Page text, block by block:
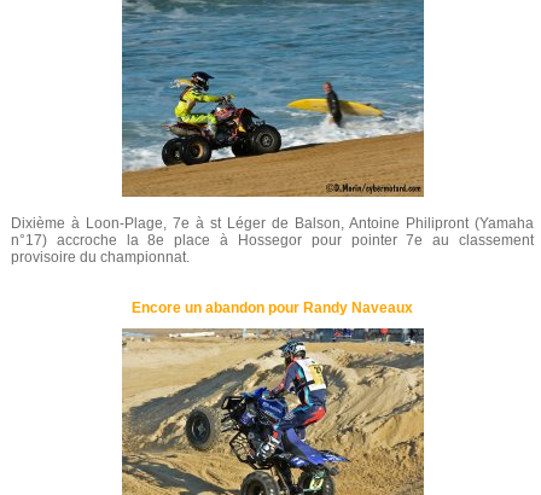
Dixième à Loon-Plage, 7e à st Léger de Balson, Antoine Philipront (Yamaha
n°17) accroche la 8e place à Hossegor pour pointer 7e au classement
provisoire du championnat.
Encore un abandon pour Randy Naveaux